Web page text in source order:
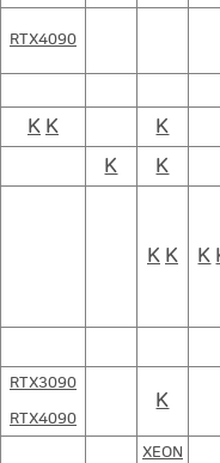
RTX4090
K K K
K K
K K K
RTX3090
RTX4090
K
XEON